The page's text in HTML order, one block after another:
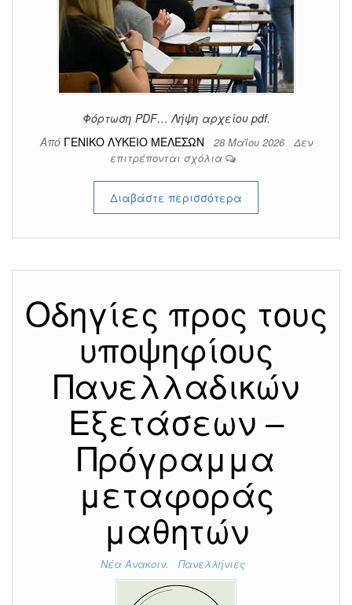
Φόρτωση PDF… Λήψη αρχείου pdf.
Από ΓΕΝΙΚΟ ΛΥΚΕΙΟ ΜΕΛΕΣΩΝ 28 Μαΐου 2026 Δεν
επιτρέπονται σχόλια
Διαβάστε περισσότερα
Οδηγίες προς τους
υποψηφίους
Πανελλαδικών
Εξετάσεων –
Πρόγραμμα
μεταφοράς
μαθητών
Νέα Ανακοιν. Πανελλήνιες